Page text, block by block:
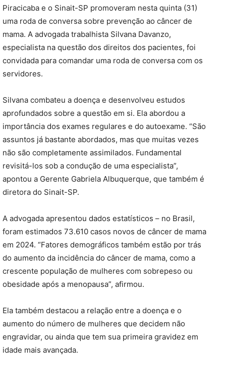
Piracicaba e o Sinait-SP promoveram nesta quinta (31)
uma roda de conversa sobre prevenção ao câncer de
mama. A advogada trabalhista Silvana Davanzo,
especialista na questão dos direitos dos pacientes, foi
convidada para comandar uma roda de conversa com os
servidores.
Silvana combateu a doença e desenvolveu estudos
aprofundados sobre a questão em si. Ela abordou a
importância dos exames regulares e do autoexame. “São
assuntos já bastante abordados, mas que muitas vezes
não são completamente assimilados. Fundamental
revisitá-los sob a condução de uma especialista”,
apontou a Gerente Gabriela Albuquerque, que também é
diretora do Sinait-SP.
A advogada apresentou dados estatísticos – no Brasil,
foram estimados 73.610 casos novos de câncer de mama
em 2024. “Fatores demográficos também estão por trás
do aumento da incidência do câncer de mama, como a
crescente população de mulheres com sobrepeso ou
obesidade após a menopausa”, afirmou.
Ela também destacou a relação entre a doença e o
aumento do número de mulheres que decidem não
engravidar, ou ainda que tem sua primeira gravidez em
idade mais avançada.